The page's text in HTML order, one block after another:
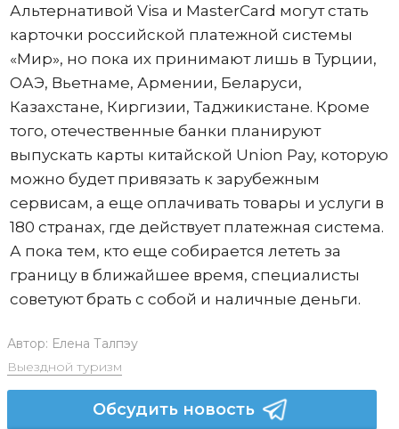
Альтернативой Visa и MasterCard могут стать
карточки российской платежной системы
«Мир», но пока их принимают лишь в Турции,
ОАЭ, Вьетнаме, Армении, Беларуси,
Казахстане, Киргизии, Таджикистане. Кроме
того, отечественные банки планируют
выпускать карты китайской Union Pay, которую
можно будет привязать к зарубежным
сервисам, а еще оплачивать товары и услуги в
180 странах, где действует платежная система.
А пока тем, кто еще собирается лететь за
границу в ближайшее время, специалисты
советуют брать с собой и наличные деньги.
Автор: Елена Талпэу
Выездной туризм
Обсудить новость